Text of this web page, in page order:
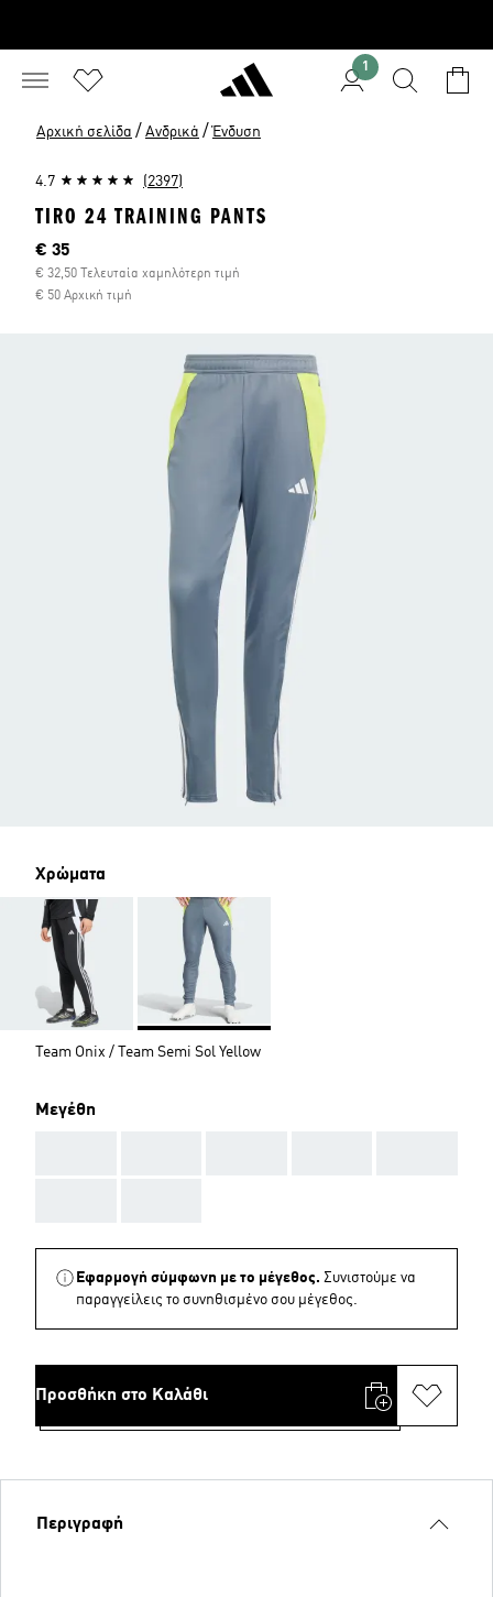
1
Αρχική σελίδα / Ανδρικά / Ένδυση
4.7 (2397)
TIRO 24 TRAINING PANTS
Τρέχουσα τιμή
€ 35
€ 32,50 Τελευταία χαμηλότερη τιμή
€ 50 Αρχική τιμή
Χρώματα
Team Onix / Team Semi Sol Yellow
Μεγέθη
Εφαρμογή σύμφωνη με το μέγεθος. Συνιστούμε να
παραγγείλεις το συνηθισμένο σου μέγεθος.
Προσθήκη στο Καλάθι
Περιγραφή